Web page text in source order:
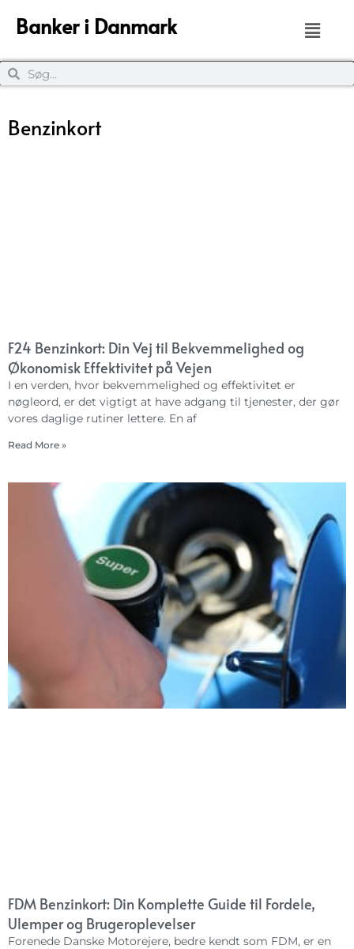
Banker i Danmark
Benzinkort
F24 Benzinkort: Din Vej til Bekvemmelighed og
Økonomisk Effektivitet på Vejen
I en verden, hvor bekvemmelighed og effektivitet er
nøgleord, er det vigtigt at have adgang til tjenester, der gør
vores daglige rutiner lettere. En af
Read More »
FDM Benzinkort: Din Komplette Guide til Fordele,
Ulemper og Brugeroplevelser
Forenede Danske Motorejere, bedre kendt som FDM, er en